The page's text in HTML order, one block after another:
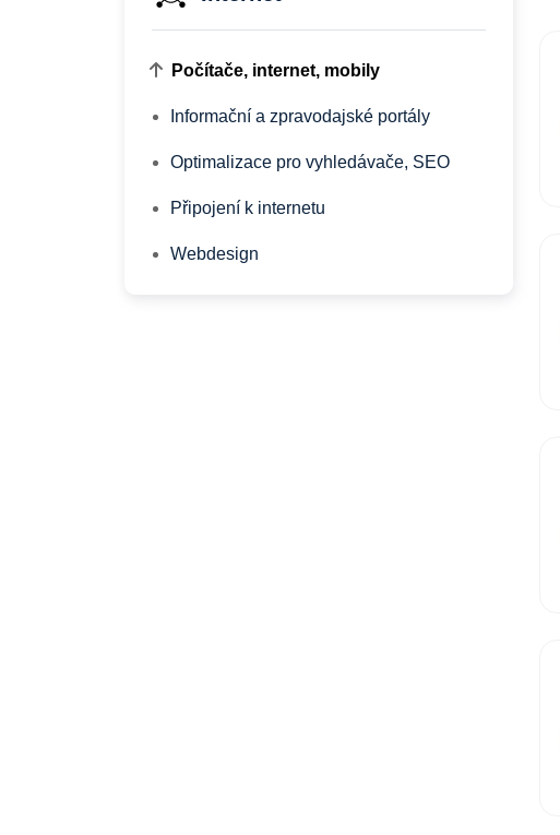
Počítače, internet, mobily
Informační a zpravodajské portály
Optimalizace pro vyhledávače, SEO
Připojení k internetu
Webdesign